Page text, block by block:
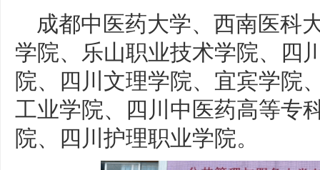
成都中医药大学、西南医科
学院、乐山职业技术学院、四
院、四川文理学院、宜宾学院
工业学院、四川中医药高等专
院、四川护理职业学院。